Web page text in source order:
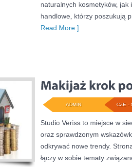
naturalnych kosmetyków, jak
handlowe, którzy poszukują
Read More ]
CZE -
ADMIN
Studio Veriss to miejsce w
oraz sprawdzonym
odkrywać nowe trendy.
łączy w sobie tematy